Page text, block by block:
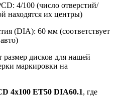
4/100 (число отверстий/
находятся их центры)
(DIA): 60 мм (соответствует
размер дисков для нашей
маркировки на
4х100 ET50 DIA60.1, где